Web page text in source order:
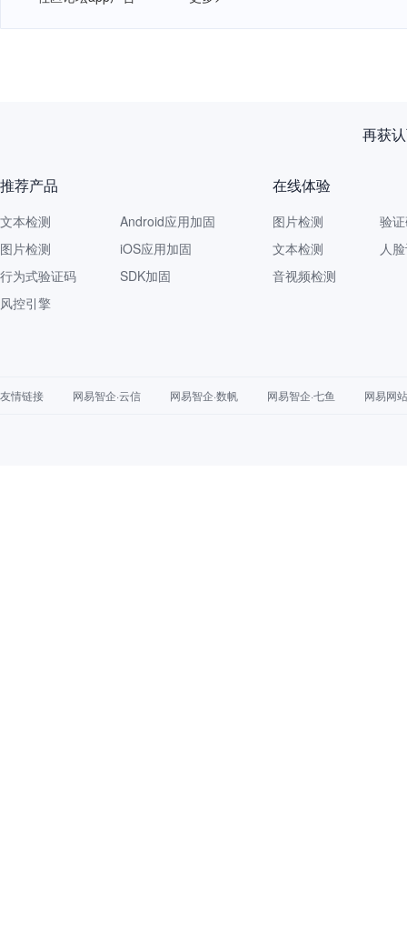
再获
推荐产品
文本检测
图片检测
行为式验证码
风控引擎
Android应用加固
iOS应用加固
SDK加固
在线体验
图片检测
文本检测
音视频检测
验
人
友情链接 网易智企·云信 网易智企·数帆 网易智企·七鱼 网易网